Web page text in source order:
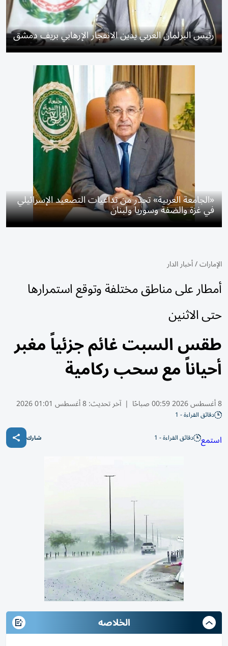
رئيس البرلمان العربي يدين الانفجار الإرهابي بريف دمشق
«الجامعة العربية» تحذّر من تداعيات التصعيد الإسرائيلي
في غزة والضفة وسوريا ولبنان
الإمارات/أخبار الدار
أمطار على مناطق مختلفة وتوقع استمرارها
حتى الاثنين
طقس السبت غائم جزئياً مغبر
أحياناً مع سحب ركامية
8 أغسطس 2026 00:59 صباحًا | آخر تحديث:8 أغسطس 01:01 2026
دقائق القراءة - 1
استمع دقائق القراءة - 1 شارك
الخلاصه